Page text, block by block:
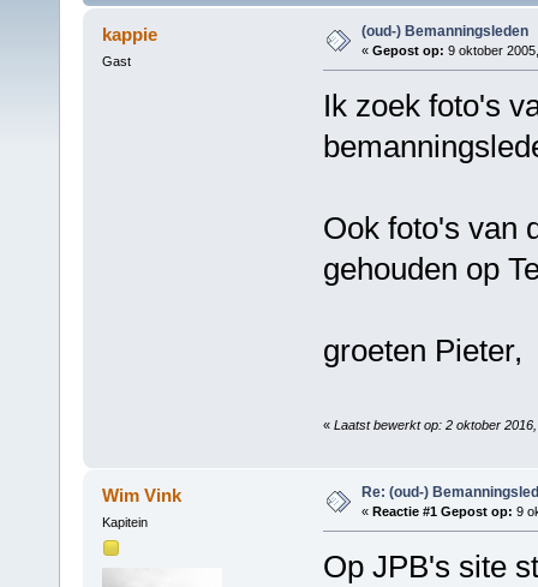
kappie
Gast
(oud-) Bemanningsleden
« Gepost op: 9 oktober
Ik zoek foto's
Ook foto's van
gehouden op
groeten Pieter,
« Laatst bewerkt op: 2 oktober
Wim Vink
Kapitein
Re: (oud-)
« Reactie #1 Gepost op: 9
Op JPB's site